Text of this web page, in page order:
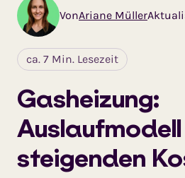
VonAriane Müller
ca. 7 Min. Lesezeit
Gasheizung:
steigenden